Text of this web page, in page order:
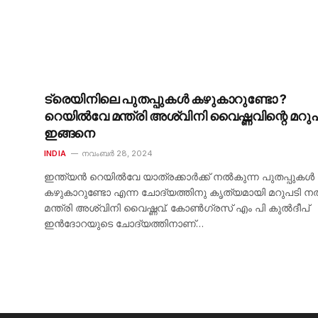
ട്രെയിനിലെ പുതപ്പുകള്‍ കഴുകാറുണ്ടോ ?
റെയില്‍വേ മന്ത്രി അശ്വിനി വൈഷ്ണവിന്റെ
ഇങ്ങനെ
INDIA നവംബർ 28, 2024
ഇന്ത്യൻ റെയിൽവേ യാത്രക്കാർക്ക് നൽകുന്ന പുതപ്പുകൾ
കഴുകാറുണ്ടോ എന്ന ചോദ്യത്തിനു കൃത്യമായി മറുപടി
മന്ത്രി അശ്വിനി വൈഷ്ണവ്. കോൺഗ്രസ് എം പി കുൽദീപ്
ഇൻദോറയുടെ ചോദ്യത്തിനാണ്…